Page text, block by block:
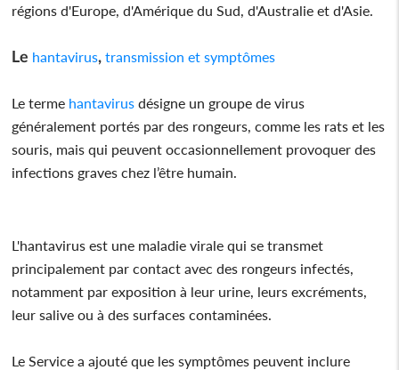
régions d'Europe, d'Amérique du Sud, d'Australie et d'Asie.
Le hantavirus, transmission et symptômes
Le terme hantavirus désigne un groupe de virus
généralement portés par des rongeurs, comme les rats et les
souris, mais qui peuvent occasionnellement provoquer des
infections graves chez l’être humain.
L'hantavirus est une maladie virale qui se transmet
principalement par contact avec des rongeurs infectés,
notamment par exposition à leur urine, leurs excréments,
leur salive ou à des surfaces contaminées.
Le Service a ajouté que les symptômes peuvent inclure